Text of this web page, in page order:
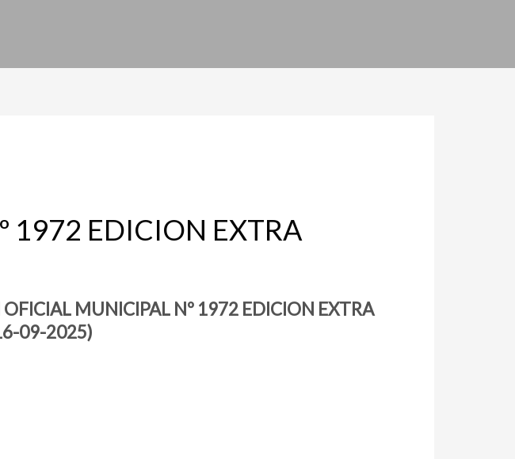
1972 EDICION EXTRA
OFICIAL MUNICIPAL Nº 1972 EDICION EXTRA
09-2025)